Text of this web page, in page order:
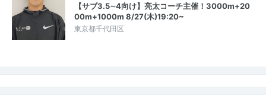
【サブ3.5∼4向け】亮太コーチ主催！3000m+20
00m+1000m 8/27(木)19:20~
東京都千代田区